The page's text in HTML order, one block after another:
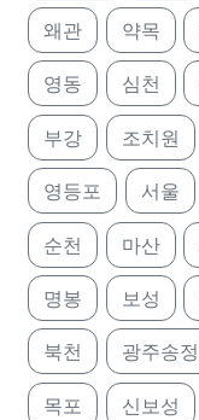
왜관 약목
영동 심천
부강 조치원
영등포 서울
순천 마산
명봉 보성
북천 광주송정
목포 신보성